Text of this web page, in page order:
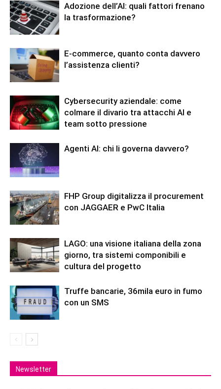
Adozione dell’AI: quali fattori frenano
la trasformazione?
E-commerce, quanto conta davvero
l’assistenza clienti?
Cybersecurity aziendale: come
colmare il divario tra attacchi AI e
team sotto pressione
Agenti AI: chi li governa davvero?
FHP Group digitalizza il procurement
con JAGGAER e PwC Italia
LAGO: una visione italiana della zona
giorno, tra sistemi componibili e
cultura del progetto
Truffe bancarie, 36mila euro in fumo
con un SMS
Newsletter